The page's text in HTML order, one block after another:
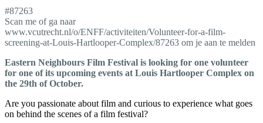
#87263
Scan me of ga naar
www.vcutrecht.nl/o/ENFF/activiteiten/Volunteer-for-a-film-
screening-at-Louis-Hartlooper-Complex/87263 om je aan te melden
Eastern Neighbours Film Festival is looking for one volunteer
for one of its upcoming events at Louis Hartlooper Complex on
the 29th of October.
Are you passionate about film and curious to experience what goes
on behind the scenes of a film festival?